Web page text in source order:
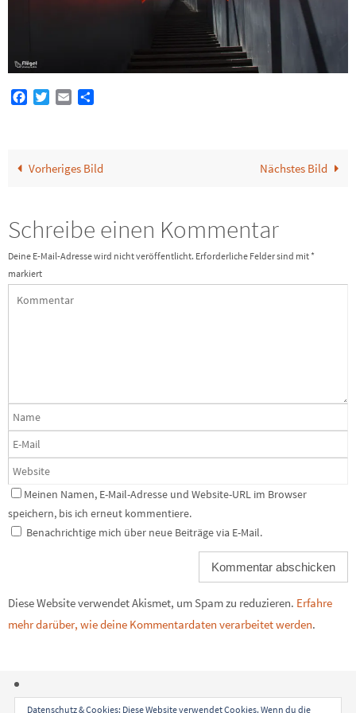
FacebookTwitterEmail
Vorheriges Bild Nächstes Bild
Schreibe einen Kommentar
Deine E-Mail-Adresse wird nicht veröffentlicht. Erforderliche Felder sind mit *
markiert
Meinen Namen, E-Mail-Adresse und Website-URL im Browser
speichern, bis ich erneut kommentiere.
Benachrichtige mich über neue Beiträge via E-Mail.
Diese Website verwendet Akismet, um Spam zu reduzieren. Erfahre
mehr darüber, wie deine Kommentardaten verarbeitet werden.
Datenschutz & Cookies: Diese Website verwendet Cookies. Wenn du die